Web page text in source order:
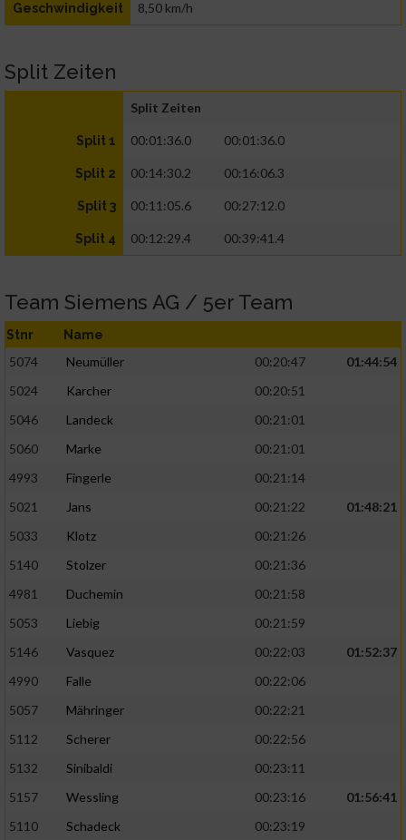
Geschwindigkeit 8,50 km/h
Split Zeiten
Split Zeiten
Split 1 00:01:36.0 00:01:36.0
Split 2 00:14:30.2 00:16:06.3
Split 3 00:11:05.6 00:27:12.0
Split 4 00:12:29.4 00:39:41.4
Team Siemens AG / 5er Team
Stnr Name
5074 Neumüller 00:20:47
01:44:54
5024
Karcher
00:20:51
5046
Landeck
00:21:01
5060
Marke
00:21:01
4993
Fingerle
00:21:14
5021
Jans 00:21:22
01:48:21
5033
Klotz
00:21:26
5140
Stolzer
00:21:36
4981
Duchemin
00:21:58
5053
Liebig
00:21:59
5146
Vasquez 00:22:03
01:52:37
4990
Falle
00:22:06
5057
Mähringer
00:22:21
5112
Scherer
00:22:56
5132
Sinibaldi
00:23:11
5157
Wessling 00:23:16
01:56:41
5110
Schadeck
00:23:19